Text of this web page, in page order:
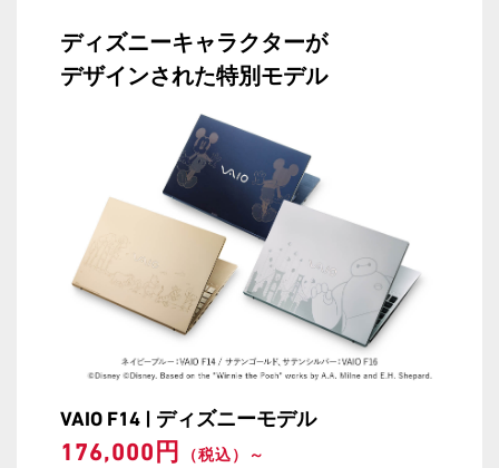
ディズニーキャラクターが
デザインされた特別モデル
VAIO F14 | ディズニーモデル
176,000円 （税込）～